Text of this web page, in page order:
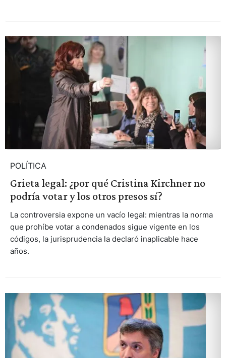
POLÍTICA
Grieta legal: ¿por qué Cristina Kirchner no
podría votar y los otros presos sí?
La controversia expone un vacío legal: mientras la norma
que prohíbe votar a condenados sigue vigente en los
códigos, la jurisprudencia la declaró inaplicable hace
años.